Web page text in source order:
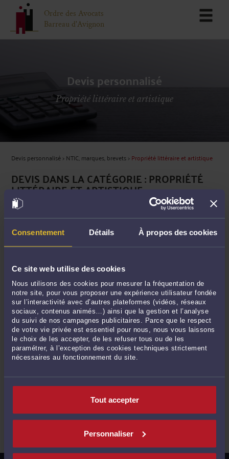
Consentement Détails À propos des cookies
Ce site web utilise des cookies
Nous utilisons des cookies pour mesurer la fréquentation de
notre site, pour vous proposer une expérience utilisateur fondée
sur l’interactivité avec d’autres plateformes (vidéos, réseaux
sociaux, contenus animés…) ainsi que la gestion et l’analyse
du suivi de nos campagnes publicitaires. Parce que le respect
de votre vie privée est essentiel pour nous, nous vous laissons
le choix de les accepter, de les refuser tous ou de les
paramétrer, à l’exception des cookies techniques strictement
nécessaires au fonctionnement du site.
Tout accepter
Personnaliser
Ordre des Avocats
Barreau d'Avignon
Devis personnalisé
Propriété littéraire et artistique
Devis personnalisé>NTIC, marques, brevets>Propriété littéraire et artistique
DEVIS DANS LA CATÉGORIE : PROPRIÉTÉ
LITTÉRAIRE ET ARTISTIQUE
Contrat de cession de droits d'auteur
Procédure de revendication d'une \u0153uvre de l'esprit
Procédure de saisie-contrefaçon sur requête
Procédure en matière d'atteinte du droit d'auteur
Rédaction d'un contrat d'édition musicale ou littéraire
Rédaction d'un contrat de comédien / agence de mannequin
Rédaction d'un contrat de diffusion
Rédaction d'un contrat de mécénat ou de partenariat artistique
Rédaction d'un contrat de production ou coproduction